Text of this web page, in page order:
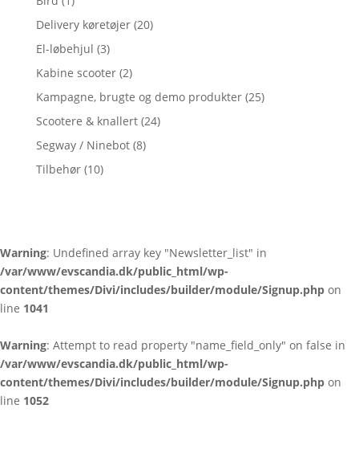
Delivery køretøjer (20)
El-løbehjul (3)
Kabine scooter (2)
Kampagne, brugte og demo produkter (25)
Scootere & knallert (24)
Segway / Ninebot (8)
Tilbehør (10)
Warning: Undefined array key "Newsletter_list" in
/var/www/evscandia.dk/public_html/wp-
content/themes/Divi/includes/builder/module/Signup.php on
line 1041
Warning: Attempt to read property "name_field_only" on false in
/var/www/evscandia.dk/public_html/wp-
content/themes/Divi/includes/builder/module/Signup.php on
line 1052